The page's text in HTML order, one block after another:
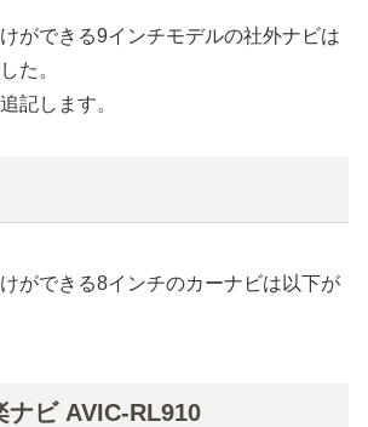
ができる9インチモデルの社外ナビは
た。
記します。
ができる8インチのカーナビは以下が
ナビ AVIC-RL910